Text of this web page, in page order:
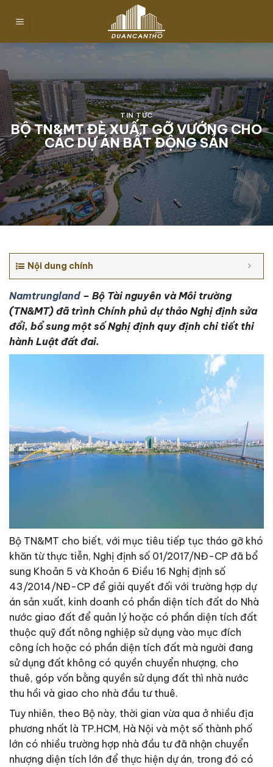
đến
TIN TỨC
BỘ TN&MT ĐÈ XUẤT GỠ VƯỚNG CHO
CÁC DỰ ÁN BẤT ĐỘNG SẢN
Nội dung chính
Namtrungland – Bộ Tài nguyên và Môi trường
(TN&MT) đã trình Chính phủ dự thảo Nghị định sửa
đổi, bổ sung một số Nghị định quy định chi tiết thi
hành Luật đất đai.
Bộ TN&MT cho biết, với mục tiêu tiếp tục tháo gỡ khó
khăn từ thực tiễn, Nghị định số 01/2017/NĐ-CP đã bổ
sung Khoản 5 và Khoản 6 Điều 16 Nghị định số
43/2014/NĐ-CP để giải quyết đối với trường hợp dự
án sản xuất, kinh doanh có phần diện tích đất do Nhà
nước giao đất để quản lý hoặc có phần diện tích đất
thuộc quỹ đất nông nghiệp sử dụng vào mục đích
công ích hoặc có phần diện tích đất mà người đang
sử dụng đất không có quyền chuyển nhượng, cho
thuê, góp vốn bằng quyền sử dụng đất thì nhà nước
thu hồi và giao cho nhà đầu tư thuê.
Tuy nhiên, theo Bộ này, thời gian vừa qua ở nhiều địa
phương nhất là TP.HCM, Hà Nội và một số thành phố
lớn có nhiều trường hợp nhà đầu tư đã nhận chuyển
nhượng diện tích lớn để thực hiện dự án, trong đó có